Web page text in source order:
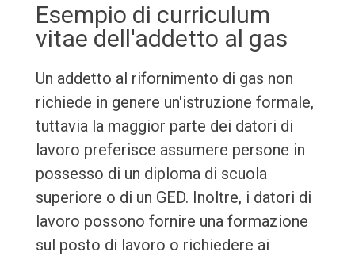
Esempio di curriculum
vitae dell'addetto al gas
Un addetto al rifornimento di gas non
richiede in genere un'istruzione formale,
tuttavia la maggior parte dei datori di
lavoro preferisce assumere persone in
possesso di un diploma di scuola
superiore o di un GED. Inoltre, i datori di
lavoro possono fornire una formazione
sul posto di lavoro o richiedere ai